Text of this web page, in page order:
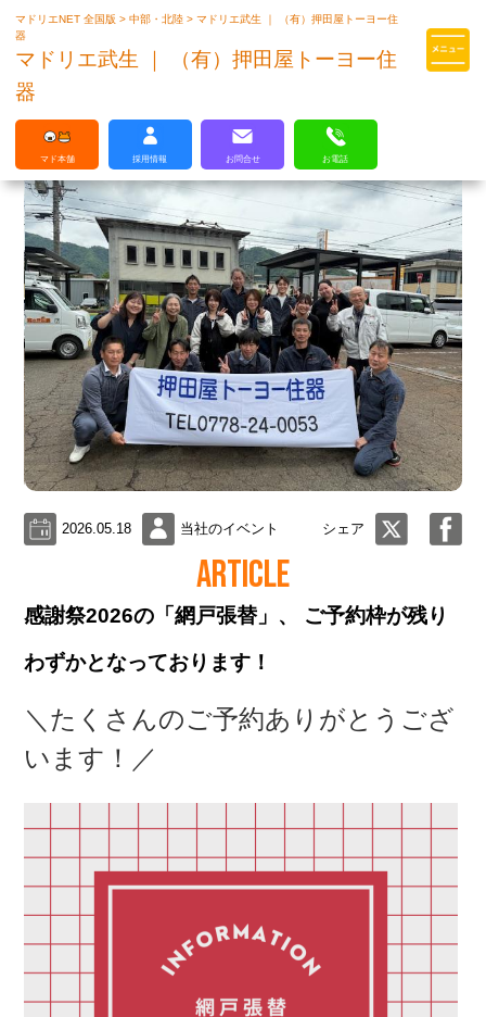
マドリエはLIXILの厳しい基準を
マドリエNET 全国版>中部・北陸>マドリエ武生 ｜ （有）押田屋トーヨー住
器
マドリエ武生 ｜ （有）押田屋トーヨー住
器
マド本舗 採用情報 お問合せ お電話
2026.05.18 当社のイベント シェア
ARTICLE
感謝祭2026の「網戸張替」、 ご予約枠が残り
わずかとなっております！